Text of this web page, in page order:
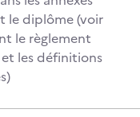
le diplôme (voir
le règlement
les définitions